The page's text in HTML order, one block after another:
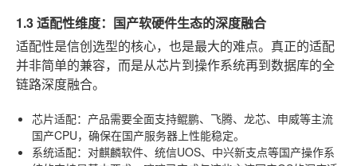
1.3 适配性维度：国产软硬件生态的深度融合
适配性是信创选型的核心，也是最大的难点。真正的适配
并非简单的兼容，而是从芯片到操作系统再到数据库的全
链路深度融合。
芯片适配：产品需要全面支持鲲鹏、飞腾、龙芯、申威等主流
国产CPU，确保在国产服务器上性能稳定。
系统适配：对麒麟软件、统信UOS、中兴新支点等国产操作系